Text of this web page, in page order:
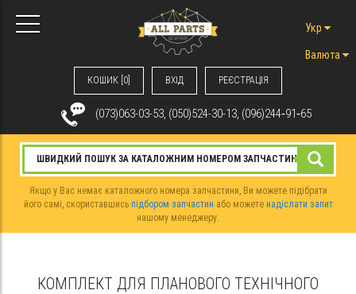
КОШИК [0] ВХIД РЕЄСТРАЦІЯ
Укр
Валюта
(073)063-03-53, (050)524-30-13, (096)244‑91‑65
Якщо у Вас немає каталожного номера запчастини, Ви можете підібрати
його самі, скориставшись підбором запчастин або можете надіслати запит
нашому менеджеру.
КОМПЛЕКТ ДЛЯ ПЛАНОВОГО ТЕХНІЧНОГО